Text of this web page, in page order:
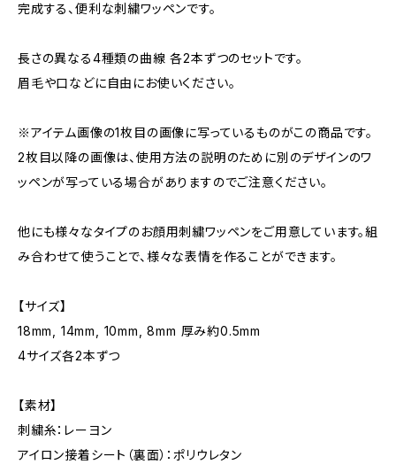
完成する、便利な刺繍ワッペンです。
長さの異なる4種類の曲線 各2本ずつのセットです。
眉毛や口などに自由にお使いください。
※アイテム画像の1枚目の画像に写っているものがこの商品です。
2枚目以降の画像は、使用方法の説明のために別のデザインのワ
ッペンが写っている場合がありますのでご注意ください。
他にも様々なタイプのお顔用刺繍ワッペンをご用意しています。組
み合わせて使うことで、様々な表情を作ることができます。
【サイズ】
18mm, 14mm, 10mm, 8mm 厚み約0.5mm
4サイズ各2本ずつ
【素材】
刺繍糸：レーヨン
アイロン接着シート（裏面）：ポリウレタン